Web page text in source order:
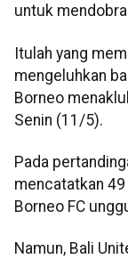
untuk
Itulah yang
mengeluhkan
Borneo
Senin (11/5).
Pada
mencatatkan
Borneo FC
Namun, Bali